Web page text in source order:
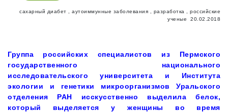
сахарный диабет аутоиммунные заболевания разработка
российские
ученые
20.02.2018
Группа российских специалистов из Пермского
государственного национального
исследовательского университета и Института
экологии и генетики микроорганизмов Уральского
отделения РАН исскусственно выделила белок,
который выделяется у женщины во время